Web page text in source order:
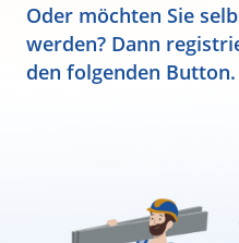
Oder möchten Sie
werden? Dann
den folgenden Button.